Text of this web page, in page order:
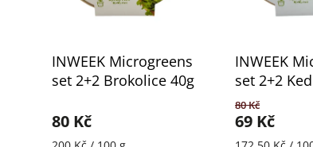
INWEEK Microgreens
set 2+2 Brokolice 40g
80 Kč
INWEEK
set 2+2
80 Kč
69 Kč